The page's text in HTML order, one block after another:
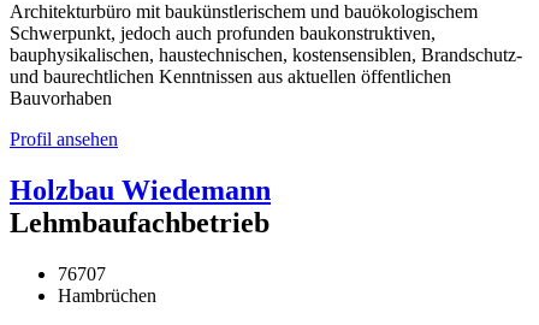
Architekturbüro mit baukünstlerischem und bauökologischem
Schwerpunkt, jedoch auch profunden baukonstruktiven,
bauphysikalischen, haustechnischen, kostensensiblen, Brandschutz-
und baurechtlichen Kenntnissen aus aktuellen öffentlichen
Bauvorhaben
Profil ansehen
Holzbau Wiedemann
Lehmbaufachbetrieb
76707
Hambrüchen